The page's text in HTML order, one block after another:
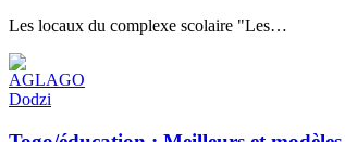
Les locaux du complexe scolaire "Les…